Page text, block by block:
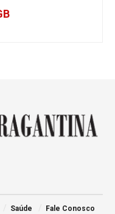
Saúde Fale Conosco